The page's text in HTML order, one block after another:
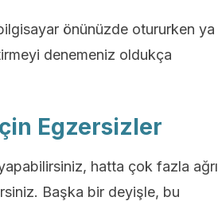
önünüzde otururken ya
denemeniz oldukça
Egzersizler
hatta çok fazla ağrı
Başka bir deyişle, bu